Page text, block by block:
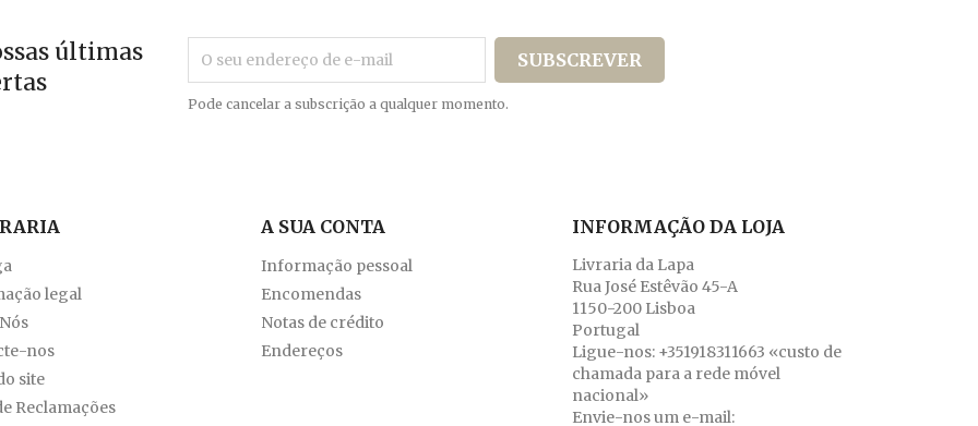
últimas
Pode cancelar a subscrição a qualquer momento.
legal
nos
site
Reclamações
A SUA CONTA
Informação pessoal
Encomendas
Notas de crédito
Endereços
INFORMAÇÃO DA LOJA
Livraria da Lapa
Rua José Estêvão 45-A
1150-200 Lisboa
Portugal
Ligue-nos: +351918311663 «custo de
chamada para a rede móvel
nacional»
Envie-nos um e-mail: